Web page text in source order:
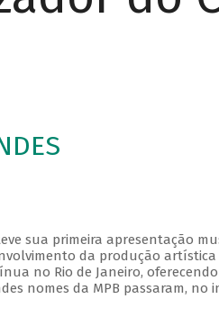
sua primeira apresentação
da produção
no Rio de Janeiro,
nomes da MPB passaram, no